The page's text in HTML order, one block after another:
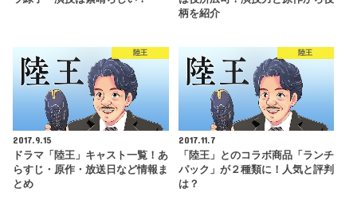
柄を紹介
陸王
2017.9.15
ドラマ「陸王」キャスト一覧！あ
らすじ・原作・放送日など情報ま
とめ
陸王
2017.11.7
「陸王」とのコラボ商品「ランチ
パック」が２種類に！人気と評判
は？